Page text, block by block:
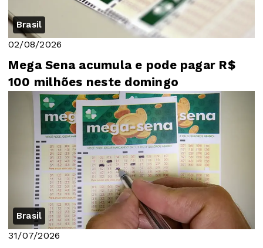
Brasil
02/08/2026
Mega Sena acumula e pode pagar R$
100 milhões neste domingo
Brasil
31/07/2026